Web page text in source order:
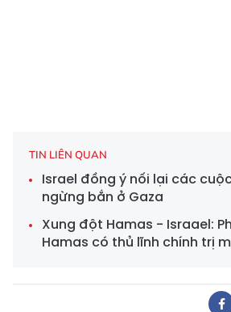
TIN LIÊN QUAN
Israel đồng ý nối lại các
ngừng bắn ở Gaza
Xung đột Hamas - Israael:
Hamas có thủ lĩnh chính trị